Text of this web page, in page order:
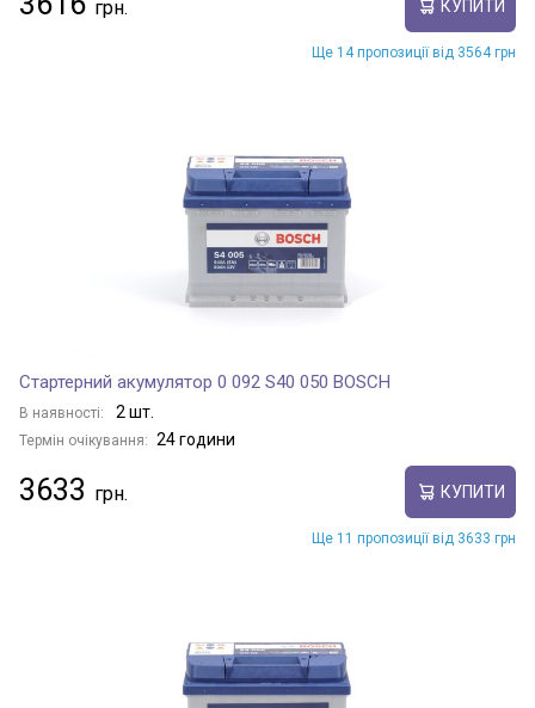
КУПИТИ
Ще 14 пропозиції від 3564 грн
Стартерний акумулятор 0 092 S40 050 BOSCH
В наявності: 2 шт.
Термін очікування: 24 години
3633 КУПИТИ
Ще 11 пропозиції від 3633 грн